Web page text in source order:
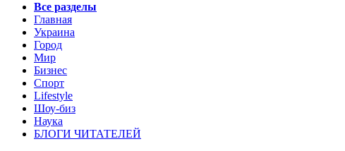
Все разделы
Главная
Украина
Город
Мир
Бизнес
Спорт
Lifestyle
Шоу-биз
Наука
БЛОГИ ЧИТАТЕЛЕЙ